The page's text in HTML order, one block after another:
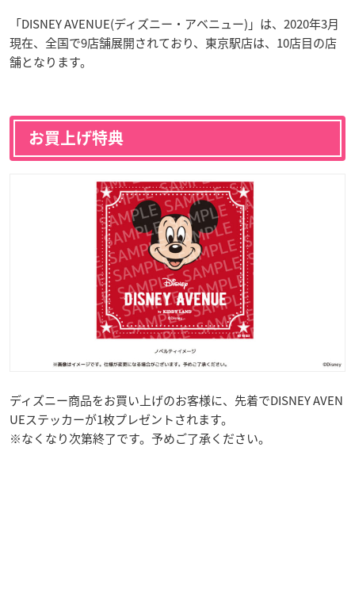
「DISNEY AVENUE(ディズニー・アベニュー)」は、2020年3月
現在、全国で9店舗展開されており、東京駅店は、10店目の店
舗となります。
お買上げ特典
ディズニー商品をお買い上げのお客様に、先着でDISNEY AVEN
UEステッカーが1枚プレゼントされます。
※なくなり次第終了です。予めご了承ください。